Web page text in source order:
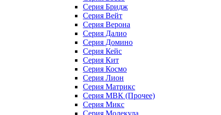
Серия Бридж
Серия Вейт
Серия Верона
Серия Далио
Серия Домино
Серия Кейс
Серия Кит
Серия Космо
Серия Лион
Серия Матрикс
Серия МВК (Прочее)
Серия Микс